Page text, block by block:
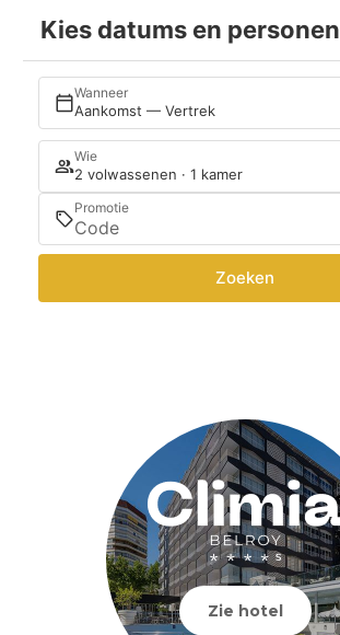
Kies datums en personen
Wanneer
Aankomst — Vertrek
Wie
2 volwassenen · 1 kamer
Promotie
Zoeken
Zie hotel